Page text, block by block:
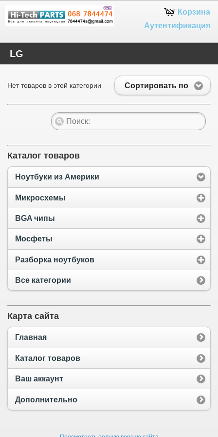
Корзина
Аутентификация
LG
Сортировать по
Нет товаров в этой категории
Каталог товаров
Ноутбуки из Америки
Микросхемы
BGA чипы
Мосфеты
Разборка ноутбуков
Все категории
Карта сайта
Главная
Каталог товаров
Ваш аккаунт
Дополнительно